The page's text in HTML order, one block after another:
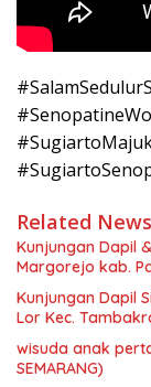
Related News
Kunjungan Dapil
Margorejo kab.
Kunjungan Dapil
Lor Kec.
wisuda anak
SEMARANG)